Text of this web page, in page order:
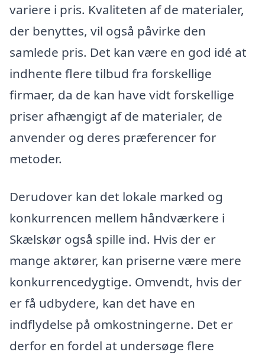
variere i pris. Kvaliteten af de materialer,
der benyttes, vil også påvirke den
samlede pris. Det kan være en god idé at
indhente flere tilbud fra forskellige
firmaer, da de kan have vidt forskellige
priser afhængigt af de materialer, de
anvender og deres præferencer for
metoder.
Derudover kan det lokale marked og
konkurrencen mellem håndværkere i
Skælskør også spille ind. Hvis der er
mange aktører, kan priserne være mere
konkurrencedygtige. Omvendt, hvis der
er få udbydere, kan det have en
indflydelse på omkostningerne. Det er
derfor en fordel at undersøge flere